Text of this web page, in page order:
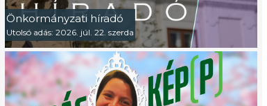
Önkormányzati híradó
Utolsó adás: 2026. júl. 22. szerda